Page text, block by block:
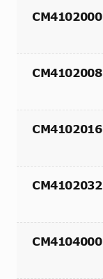
CM4102000
CM4102008
CM4102016
CM4102032
CM4104000